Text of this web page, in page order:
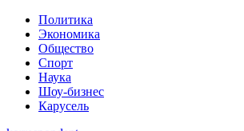
Политика
Экономика
Общество
Спорт
Наука
Шоу-бизнес
Карусель